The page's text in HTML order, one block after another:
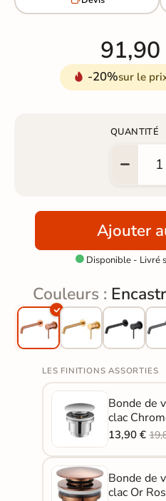
91,90
-20%sur le
QUANTITÉ
Ajouter
Disponible - Livré
Couleurs :
LES FINITIONS ASSORTIES
Bonde de
clac
13,90 €
Bonde de
clac Or